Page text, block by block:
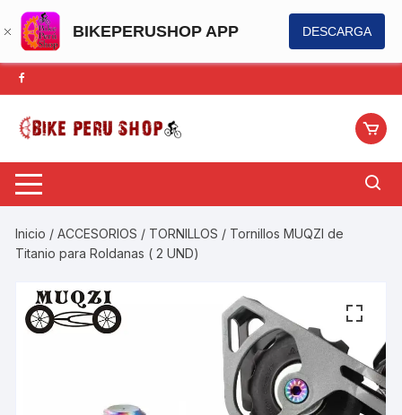
BIKEPERUSHOP APP DESCARGA
Saltar
al
contenido
Inicio /ACCESORIOS / TORNILLOS / Tornillos MUQZI de
Titanio para Roldanas ( 2 UND)